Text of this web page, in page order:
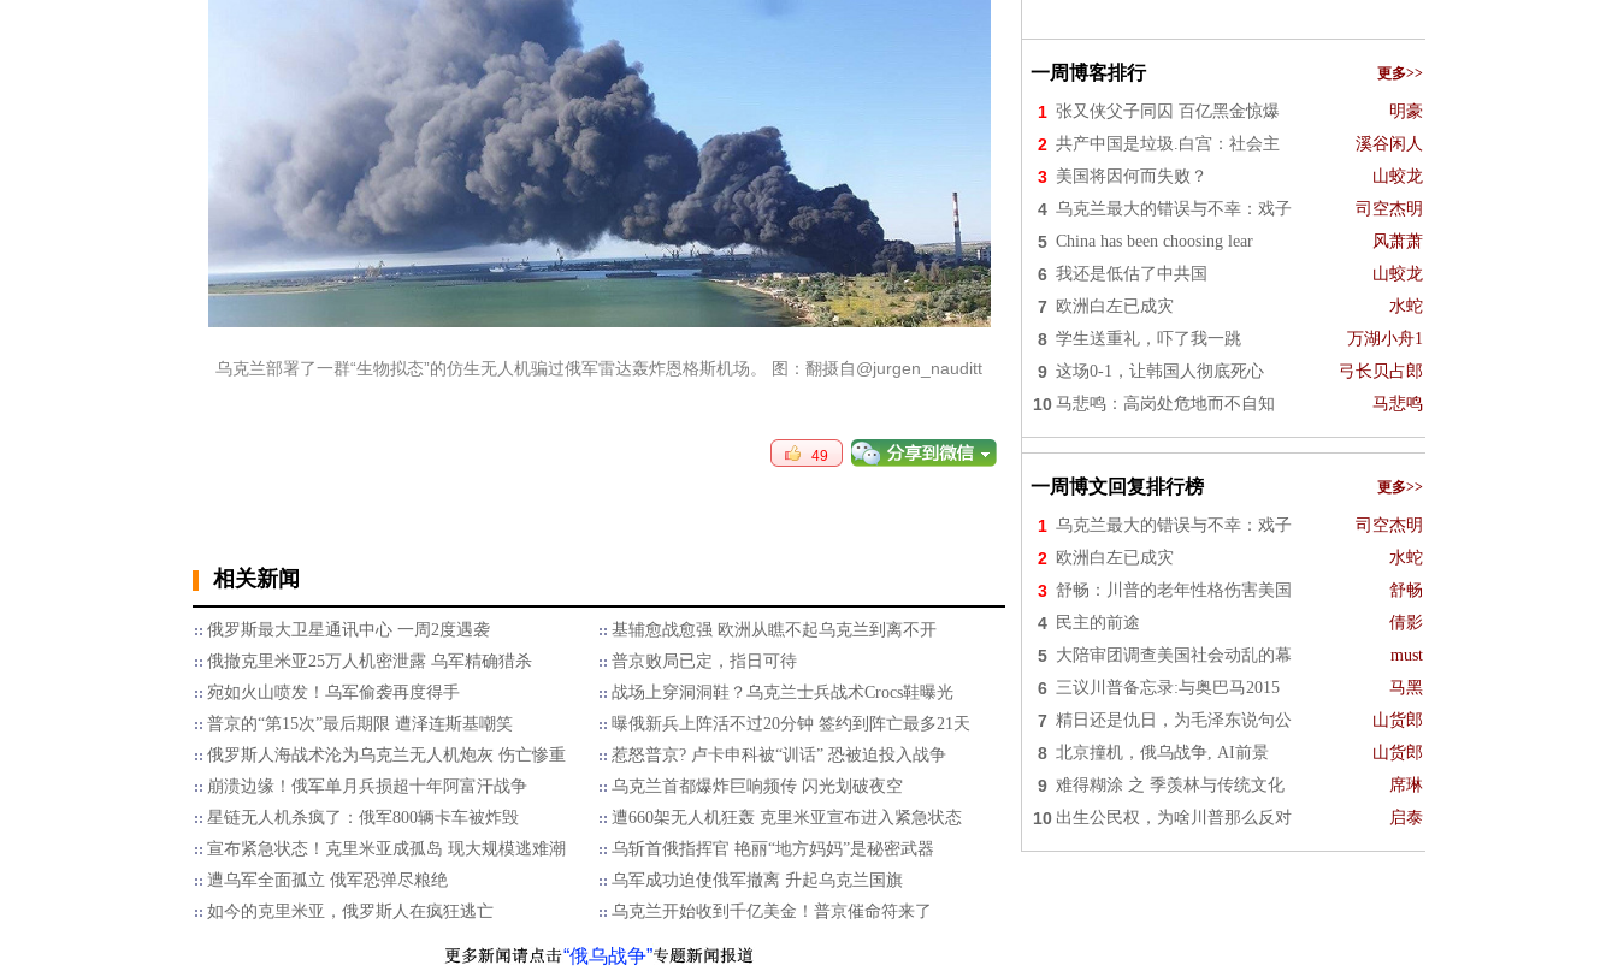
乌克兰部署了一群“生物拟态”的仿生无人机骗过俄军雷达轰炸恩格斯机场。 图：翻摄自@jurgen_nauditt
49
相关新闻
俄罗斯最大卫星通讯中心 一周2度遇袭
基辅愈战愈强 欧洲从瞧不起乌克兰到离不开
俄撤克里米亚25万人机密泄露 乌军精确猎杀
普京败局已定，指日可待
宛如火山喷发！乌军偷袭再度得手
战场上穿洞洞鞋？乌克兰士兵战术Crocs鞋曝光
普京的“第15次”最后期限 遭泽连斯基嘲笑
曝俄新兵上阵活不过20分钟 签约到阵亡最多21天
俄罗斯人海战术沦为乌克兰无人机炮灰 伤亡惨重
惹怒普京? 卢卡申科被“训话” 恐被迫投入战争
崩溃边缘！俄军单月兵损超十年阿富汗战争
乌克兰首都爆炸巨响频传 闪光划破夜空
星链无人机杀疯了：俄军800辆卡车被炸毁
遭660架无人机狂轰 克里米亚宣布进入紧急状态
宣布紧急状态！克里米亚成孤岛 现大规模逃难潮
乌斩首俄指挥官 艳丽“地方妈妈”是秘密武器
遭乌军全面孤立 俄军恐弹尽粮绝
乌军成功迫使俄军撤离 升起乌克兰国旗
如今的克里米亚，俄罗斯人在疯狂逃亡
乌克兰开始收到千亿美金！普京催命符来了
“俄乌战争”
一周博客排行 更多>>
1 张又侠父子同囚 百亿黑金惊爆 明豪
2 共产中国是垃圾.白宫：社会主 溪谷闲人
3 美国将因何而失败？ 山蛟龙
4 乌克兰最大的错误与不幸：戏子 司空杰明
5 China has been choosing lear 风萧萧
6 我还是低估了中共国 山蛟龙
7 欧洲白左已成灾 水蛇
8 学生送重礼，吓了我一跳 万湖小舟1
9 这场0-1，让韩国人彻底死心 弓长贝占郎
10 马悲鸣：高岗处危地而不自知 马悲鸣
一周博文回复排行榜 更多>>
1 乌克兰最大的错误与不幸：戏子 司空杰明
2 欧洲白左已成灾 水蛇
3 舒畅：川普的老年性格伤害美国 舒畅
4 民主的前途 倩影
5 大陪审团调查美国社会动乱的幕 must
6 三议川普备忘录:与奥巴马2015 马黑
7 精日还是仇日，为毛泽东说句公 山货郎
8 北京撞机，俄乌战争, AI前景 山货郎
9 难得糊涂 之 季羡林与传统文化 席琳
10 出生公民权，为啥川普那么反对 启泰